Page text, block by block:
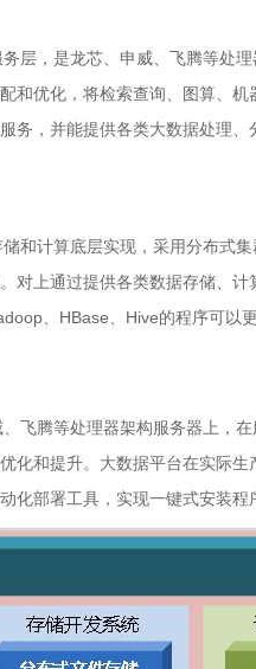
层，是龙芯、申威、飞腾等处
和优化，将检索查询、图算、
务，并能提供各类大数据处理
和计算底层实现，采用分布式
对上通过提供各类数据存储、
、HBase、Hive的程序可以
飞腾等处理器架构服务器上，
化和提升。大数据平台在实际
化部署工具，实现一键式安装